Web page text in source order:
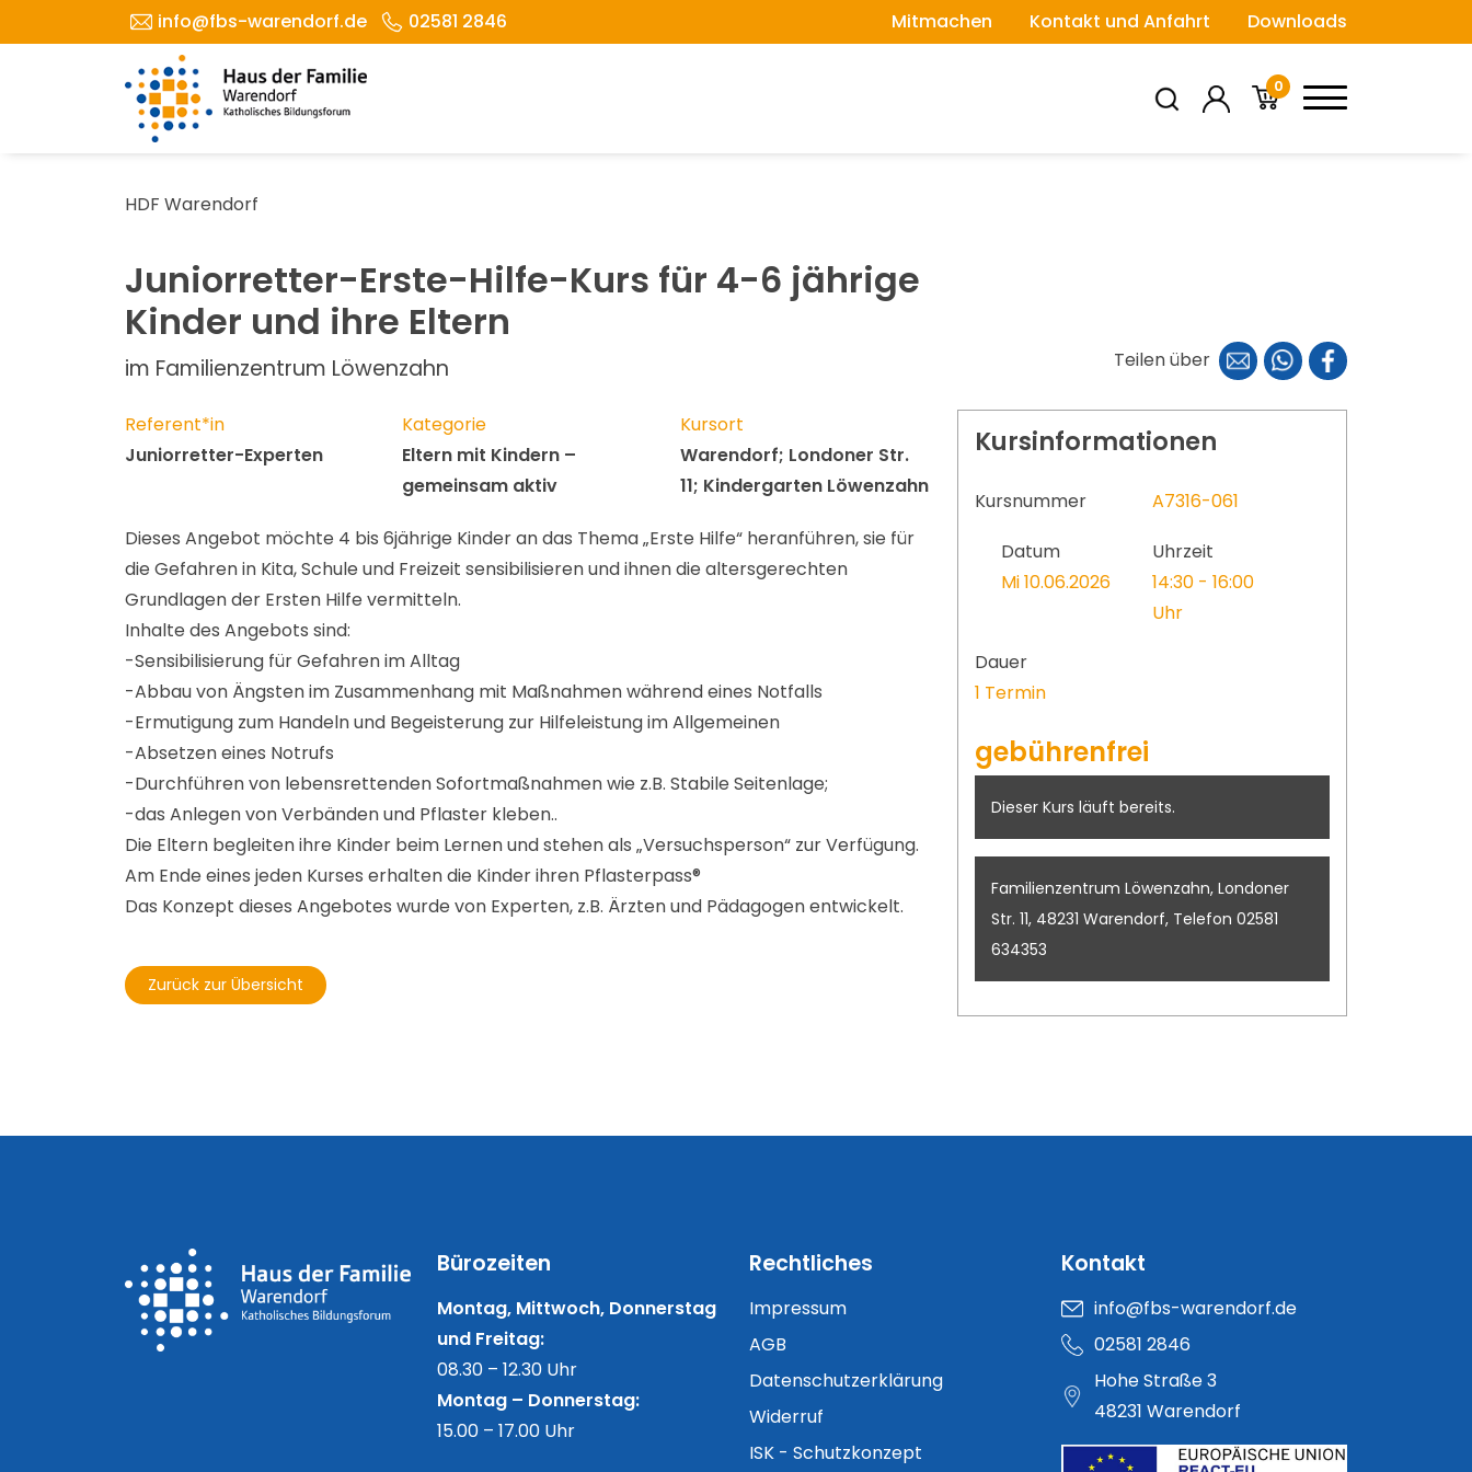
info@fbs-warendorf.de 02581 2846 Mitmachen Kontakt und Anfahrt Downloads
0
HDF Warendorf
Juniorretter-Erste-Hilfe-Kurs für 4-6 jährige
Kinder und ihre Eltern
im Familienzentrum Löwenzahn Teilen über
Referent*in
Juniorretter-Experten
Kategorie
Eltern mit Kindern –
gemeinsam aktiv
Kursort
Warendorf; Londoner Str.
11; Kindergarten Löwenzahn
Dieses Angebot möchte 4 bis 6jährige Kinder an das Thema „Erste Hilfe“ heranführen, sie für
die Gefahren in Kita, Schule und Freizeit sensibilisieren und ihnen die altersgerechten
Grundlagen der Ersten Hilfe vermitteln.
Inhalte des Angebots sind:
-Sensibilisierung für Gefahren im Alltag
-Abbau von Ängsten im Zusammenhang mit Maßnahmen während eines Notfalls
-Ermutigung zum Handeln und Begeisterung zur Hilfeleistung im Allgemeinen
-Absetzen eines Notrufs
-Durchführen von lebensrettenden Sofortmaßnahmen wie z.B. Stabile Seitenlage;
-das Anlegen von Verbänden und Pflaster kleben..
Die Eltern begleiten ihre Kinder beim Lernen und stehen als „Versuchsperson“ zur Verfügung.
Am Ende eines jeden Kurses erhalten die Kinder ihren Pflasterpass®
Das Konzept dieses Angebotes wurde von Experten, z.B. Ärzten und Pädagogen entwickelt.
Zurück zur Übersicht
Kursinformationen
Kursnummer
A7316-061
Datum
Mi 10.06.2026
Uhrzeit
14:30 - 16:00
Uhr
Dauer
1 Termin
gebührenfrei
Dieser Kurs läuft bereits.
Familienzentrum Löwenzahn, Londoner
Str. 11, 48231 Warendorf, Telefon 02581
634353
Bürozeiten
Montag, Mittwoch, Donnerstag
und Freitag:
08.30 – 12.30 Uhr
Montag – Donnerstag:
15.00 – 17.00 Uhr
Rechtliches
Impressum
AGB
Datenschutzerklärung
Widerruf
ISK - Schutzkonzept
Kontakt
info@fbs-warendorf.de
02581 2846
Hohe Straße 3
48231 Warendorf